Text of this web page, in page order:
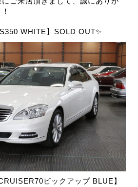
WHITE】SOLD OUT✨
ピックアップ BLUE】